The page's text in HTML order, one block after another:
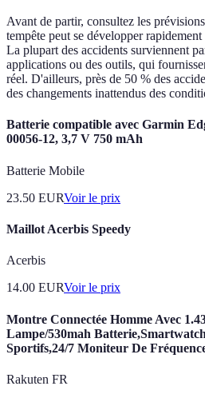
Avant de partir, consultez les
tempête peut se développer
La plupart des accidents surviennent
applications ou des outils, qui
réel. D'ailleurs, près de 50 % des
des changements inattendus des
Batterie compatible avec Garmin
00056-12, 3,7 V 750 mAh
Batterie Mobile
23.50 EURVoir le prix
Maillot Acerbis Speedy
Acerbis
14.00 EURVoir le prix
Montre Connectée Homme Avec
Lampe/530mah
Sportifs,24/7 Moniteur De
Rakuten FR